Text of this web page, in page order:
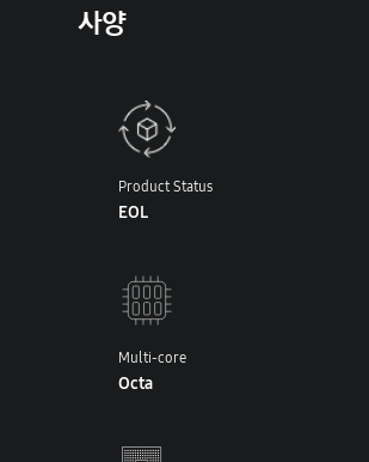
사양
Product Status
EOL
Multi-core
Octa